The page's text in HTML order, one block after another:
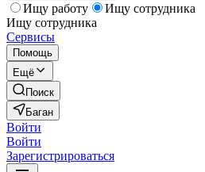
Ищу работу
Ищу сотрудника
Ищу сотрудника
Сервисы
Помощь
Ещё
Поиск
Баган
Войти
Войти
Зарегистрироваться